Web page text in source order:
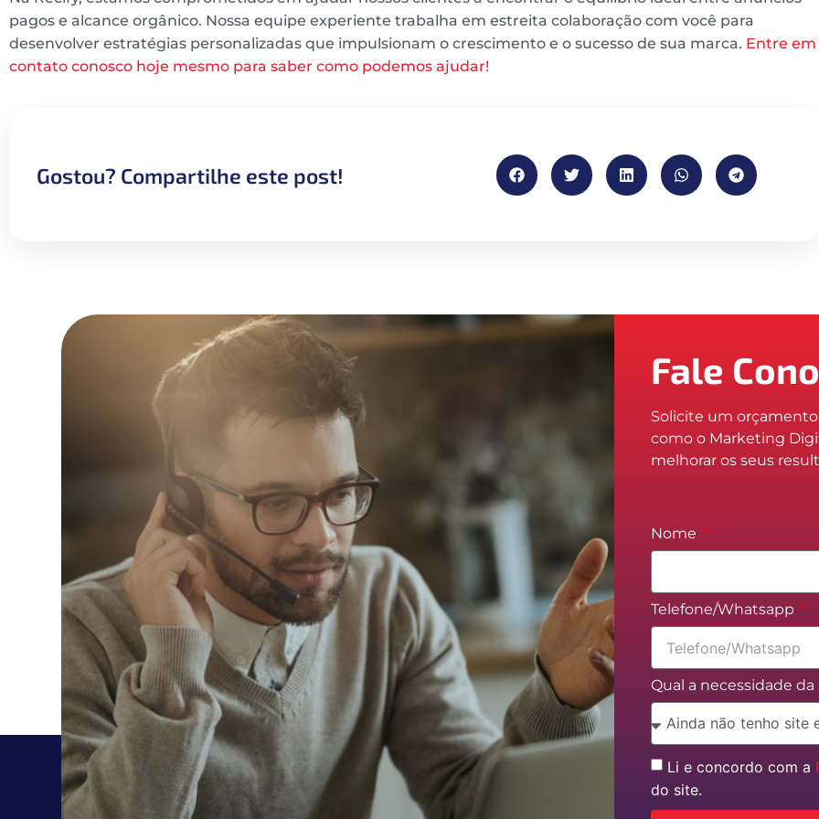
pagos e alcance orgânico. Nossa equipe experiente trabalha em estreita colaboração com você para
desenvolver estratégias personalizadas que impulsionam o crescimento e o sucesso de sua marca. Entre em
contato conosco hoje mesmo para saber como podemos ajudar!
Gostou? Compartilhe este post!
Fale
Solicite um orçamento
como o Marketing
melhorar os seus
Nome
Telefone/Whatsapp
Qual a necessidade
Li e concordo com a
do site.